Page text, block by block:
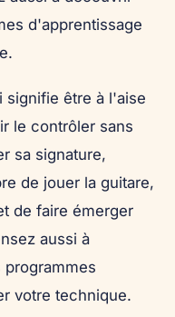
d'apprentissage
signifie être à l'aise
le contrôler sans
sa signature,
de jouer la guitare,
de faire émerger
aussi à
votre technique.